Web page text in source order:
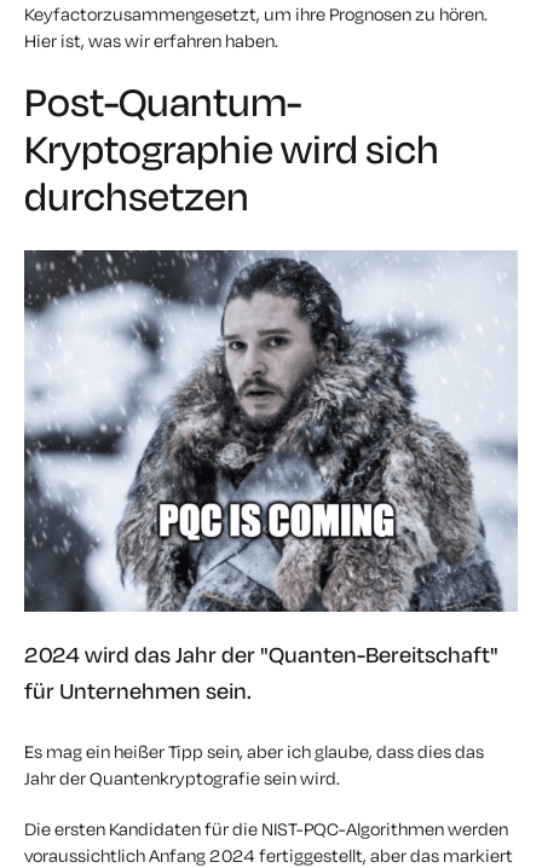
Keyfactorzusammengesetzt, um ihre Prognosen zu hören.
Hier ist, was wir erfahren haben.
Post-Quantum-
Kryptographie wird sich
durchsetzen
2024 wird das Jahr der "Quanten-Bereitschaft"
für Unternehmen sein.
Es mag ein heißer Tipp sein, aber ich glaube, dass dies das
Jahr der Quantenkryptografie sein wird.
Die ersten Kandidaten für die NIST-PQC-Algorithmen werden
voraussichtlich Anfang 2024 fertiggestellt, aber das markiert